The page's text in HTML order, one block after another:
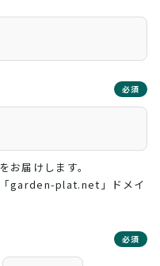
必須
届けします。
garden-plat.net」ドメイ
必須